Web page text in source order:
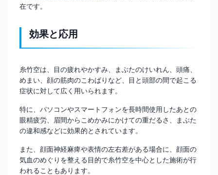
在です。
効果と応用
糸竹空は、目の疲れやかすみ、まぶたのけいれん、頭痛、
めまい、顔の筋肉のこわばりなど、目と頭部の間で起こる
症状に対して広く用いられます。
特に、パソコンやスマートフォンを長時間使用したあとの
眼精疲労、眉間からこめかみにかけての重だるさ、まぶた
の違和感などに効果的とされています。
また、顔面神経麻痺や表情の左右差がある場合に、顔面の
気血のめぐりを整える目的で糸竹空を中心とした施術が行
われることもあります。